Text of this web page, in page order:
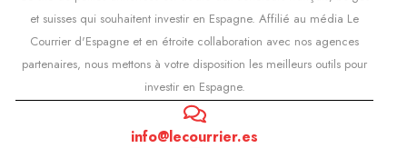
et suisses qui souhaitent investir en Espagne. Affilié au média Le
Courrier d'Espagne et en étroite collaboration avec nos agences
partenaires, nous mettons à votre disposition les meilleurs outils pour
investir en Espagne.
info@lecourrier.es